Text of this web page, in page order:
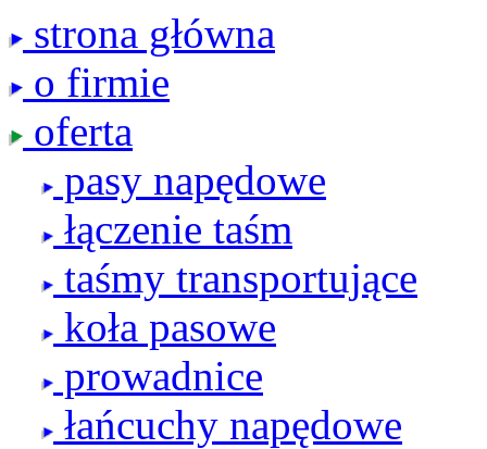
strona główna
o firmie
oferta
pasy napędowe
łączenie taśm
taśmy transportujące
koła pasowe
prowadnice
łańcuchy napędowe